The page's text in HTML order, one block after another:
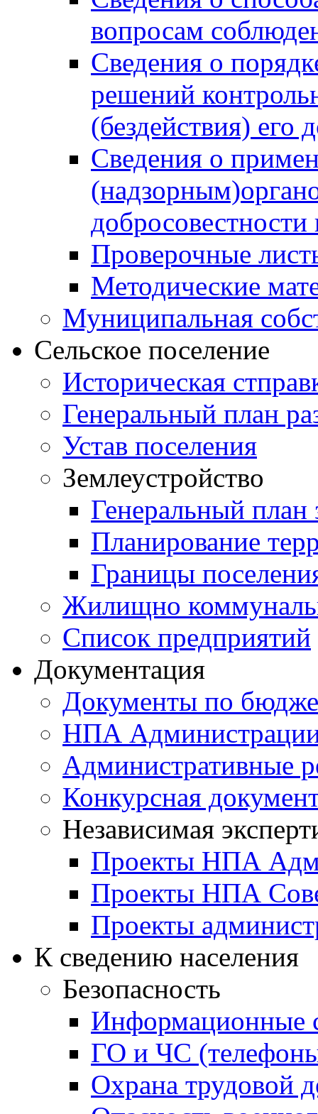
вопросам
Сведения о
решений
(бездействия)
Сведения о
Проверочные
Методические
Муниципальная
Сельское поселение
Историческая
Генеральный план
Устав поселения
Землеустройство
Генеральный план
Планирование
Границы
Жилищно
Список предприятий
Документация
Документы по
НПА
Административные
Конкурсная
Независимая
Проекты НПА
Проекты НПА
Проекты
К сведению населения
Безопасность
Информационные
ГО и ЧС
Охрана трудовой